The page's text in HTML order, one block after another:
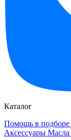
Каталог
Помощь в подборе
Аксессуары Масла